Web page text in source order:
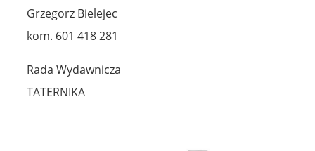
Grzegorz Bielejec
kom. 601 418 281
Rada Wydawnicza
TATERNIKA